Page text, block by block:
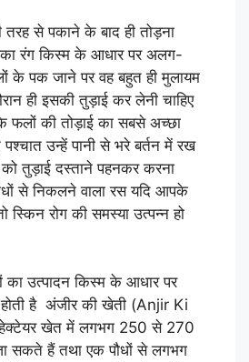
से पकाने के बाद ही तोड़ना
रंग किस्म के आधार पर अलग-
के पक जाने पर वह बहुत ही मुलायम
ही इसकी तुड़ाई कर लेनी चाहिए
फलों की तोड़ाई का सबसे अच्छा
उन्हें पानी से भरे बर्तन में रख
तुड़ाई दस्ताने पहनकर करना
से निकलने वाला रस यदि आपके
स्किन रोग की समस्या उत्पन्न हो
का उत्पादन किस्म के आधार पर
है अंजीर की खेती (Anjir Ki
खेत में लगभग 250 से 270
सकते हैं तथा एक पौधों से लगभग